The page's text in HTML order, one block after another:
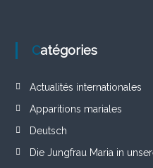
Catégories
Actualités internationales
Apparitions mariales
Deutsch
Die Jungfrau Maria in